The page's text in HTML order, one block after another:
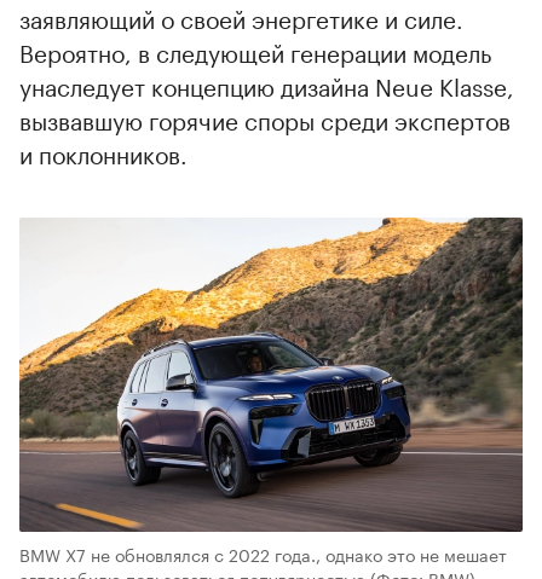
заявляющий о своей энергетике и силе.
Вероятно, в следующей генерации модель
унаследует концепцию дизайна Neue Klasse,
вызвавшую горячие споры среди экспертов
и поклонников.
BMW X7 не обновлялся с 2022 года., однако это не мешает